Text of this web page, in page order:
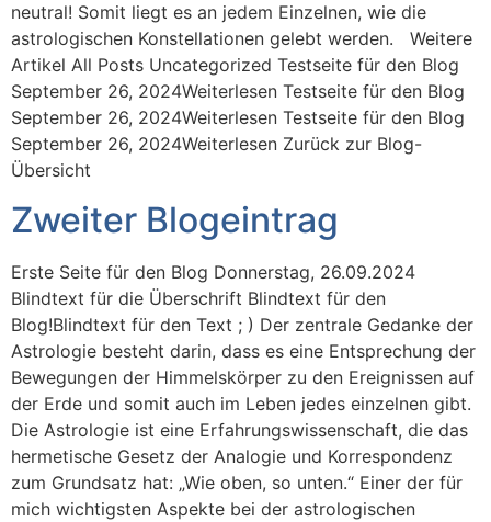
neutral! Somit liegt es an jedem Einzelnen, wie die
astrologischen Konstellationen gelebt werden. Weitere
Artikel All Posts Uncategorized Testseite für den Blog
September 26, 2024Weiterlesen Testseite für den Blog
September 26, 2024Weiterlesen Testseite für den Blog
September 26, 2024Weiterlesen Zurück zur Blog-
Übersicht
Zweiter Blogeintrag
Erste Seite für den Blog Donnerstag, 26.09.2024
Blindtext für die Überschrift Blindtext für den
Blog!Blindtext für den Text ; ) Der zentrale Gedanke der
Astrologie besteht darin, dass es eine Entsprechung der
Bewegungen der Himmelskörper zu den Ereignissen auf
der Erde und somit auch im Leben jedes einzelnen gibt.
Die Astrologie ist eine Erfahrungswissenschaft, die das
hermetische Gesetz der Analogie und Korrespondenz
zum Grundsatz hat: „Wie oben, so unten.“ Einer der für
mich wichtigsten Aspekte bei der astrologischen